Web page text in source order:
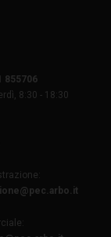
855706
8:30 - 18:30